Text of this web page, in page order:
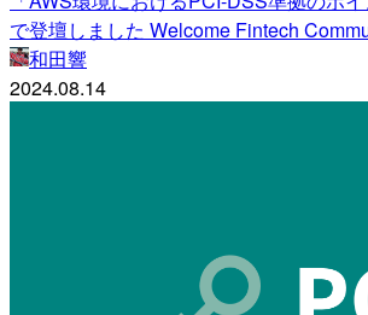
で登壇しました Welcome Fintech
和田響
2024.08.14